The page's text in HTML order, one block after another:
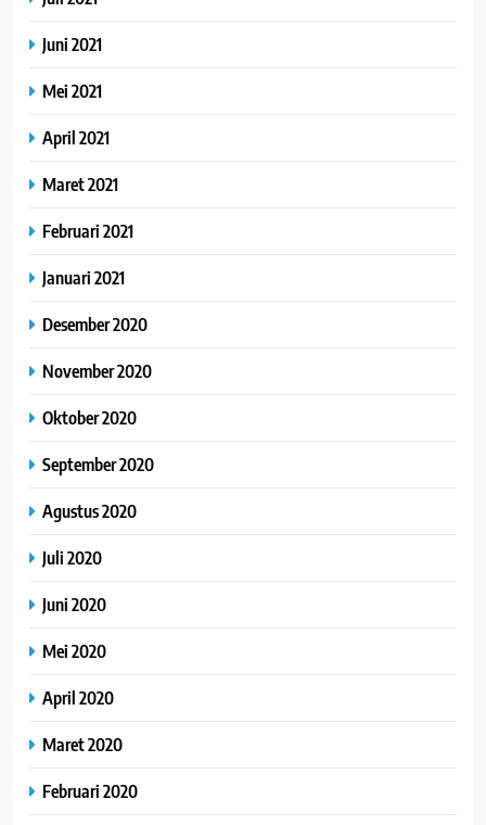
Juni 2021
Mei 2021
April 2021
Maret 2021
Februari 2021
Januari 2021
Desember 2020
November 2020
Oktober 2020
September 2020
Agustus 2020
Juli 2020
Juni 2020
Mei 2020
April 2020
Maret 2020
Februari 2020